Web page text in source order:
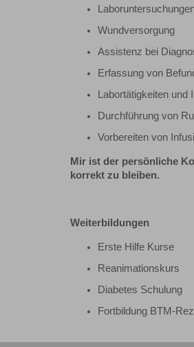
Wundversorgung
Assistenz bei
Erfassung von
Labortätigkeiten und
Durchführung von
Vorbereiten von
Mir ist der persönliche
korrekt zu bleiben.
Weiterbildungen
Erste Hilfe Kurse
Reanimationskurs
Diabetes Schulung
Fortbildung BTM-